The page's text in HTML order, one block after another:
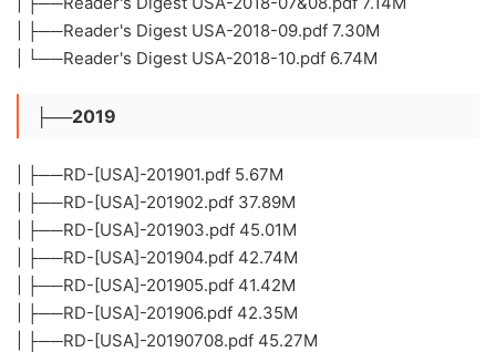
| ├──Reader's Digest USA-2018-09.pdf 7.30M
| └──Reader's Digest USA-2018-10.pdf 6.74M
├──2019
| ├──RD-[USA]-201901.pdf 5.67M
| ├──RD-[USA]-201902.pdf 37.89M
| ├──RD-[USA]-201903.pdf 45.01M
| ├──RD-[USA]-201904.pdf 42.74M
| ├──RD-[USA]-201905.pdf 41.42M
| ├──RD-[USA]-201906.pdf 42.35M
| ├──RD-[USA]-20190708.pdf 45.27M